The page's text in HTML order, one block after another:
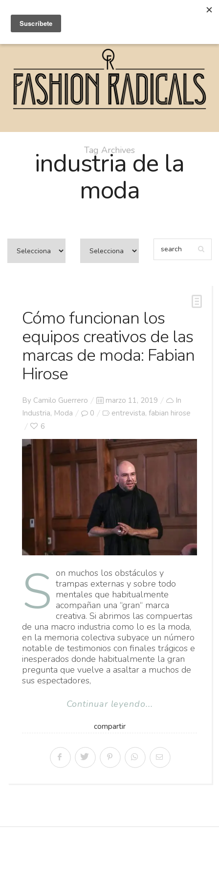
Tag Archives
industria de la
moda
Cómo funcionan los
equipos creativos de las
marcas de moda: Fabian
Hirose
By Camilo Guerrero
Posted
on
marzo 11, 2019
In
Industria, Moda 0 entrevista, fabian hirose
6
S on muchos los obstáculos y
trampas externas y sobre todo
mentales que habitualmente
acompañan una “gran“ marca
creativa. Si abrimos las compuertas
de una macro industria como lo es la moda,
en la memoria colectiva subyace un número
notable de testimonios con finales trágicos e
inesperados donde habitualmente la gran
pregunta que vuelve a asaltar a muchos de
sus espectadores,
Continuar leyendo...
compartir